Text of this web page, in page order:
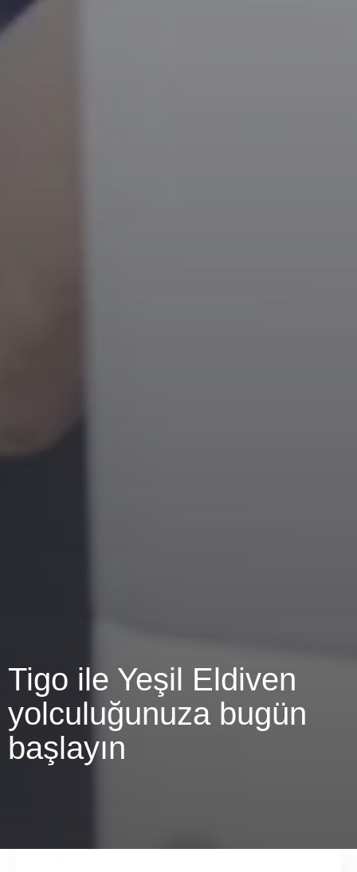
Tigo ile Yeşil Eldiven
yolculuğunuza bugün
başlayın